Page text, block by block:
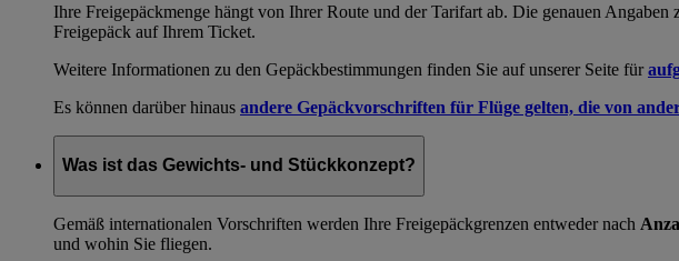
Ihre Freigepäckmenge hängt von Ihrer Route und der Tarifart ab. Die genauen
Freigepäck auf Ihrem Ticket.
Weitere Informationen zu den Gepäckbestimmungen finden Sie auf unserer Seite für
Es können darüber hinaus andere Gepäckvorschriften für Flüge gelten, die von
Was ist das Gewichts- und Stückkonzept?
Gemäß internationalen Vorschriften werden Ihre Freigepäckgrenzen entweder nach
und wohin Sie fliegen.